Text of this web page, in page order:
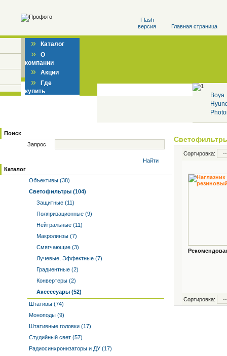
Flash-
версия
Главная страница
» Каталог
» О
компании
» Акции
» Где
купить
Boya
Поиск
Запрос
Найти
Каталог
Объективы (38)
Светофильтры (104)
Защитные (11)
Поляризационные (9)
Нейтральные (11)
Макролинзы (7)
Смягчающие (3)
Лучевые, Эффектные (7)
Градиентные (2)
Конвертеры (2)
Аксессуары (52)
Штативы (74)
Моноподы (9)
Штативные головки (17)
Студийный свет (57)
Радиосинхронизаторы и ДУ (17)
Сортировка:
Сортировка: